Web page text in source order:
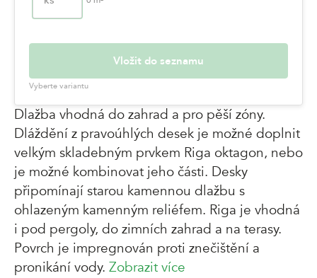
Vložit do seznamu
Vyberte variantu
Dlažba vhodná do zahrad a pro pěší zóny.
Dláždění z pravoúhlých desek je možné doplnit
velkým skladebným prvkem Riga oktagon, nebo
je možné kombinovat jeho části. Desky
připomínají starou kamennou dlažbu s
ohlazeným kamenným reliéfem. Riga je vhodná
i pod pergoly, do zimních zahrad a na terasy.
Povrch je impregnován proti znečištění a
pronikání vody. Zobrazit více